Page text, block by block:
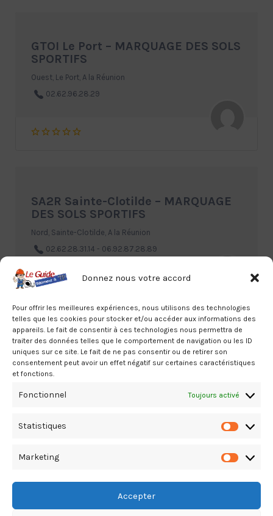
Donnez nous votre accord
Pour offrir les meilleures expériences, nous utilisons des technologies
telles que les cookies pour stocker et/ou accéder aux informations des
appareils. Le fait de consentir à ces technologies nous permettra de
traiter des données telles que le comportement de navigation ou les ID
uniques sur ce site. Le fait de ne pas consentir ou de retirer son
consentement peut avoir un effet négatif sur certaines caractéristiques
et fonctions.
Fonctionnel Toujours activé
Statistiques
Marketing
Accepter
GTOI Le Port – MARQUAGE DES SOLS
SPORTIFS
Ouest, Le Port, A la Réunion
02.62.96.28.29
SA2R Sainte-Clotilde – MARQUAGE
DES SOLS SPORTIFS
Nord, Sainte-Clotilde, A la Réunion
02.62.28.31.14 - 06.92.87.28.89
B et C Agencement Sportif Saint-
Denis – MARQUAGE DES SOLS
Nord, Saint-Denis, A la Réunion